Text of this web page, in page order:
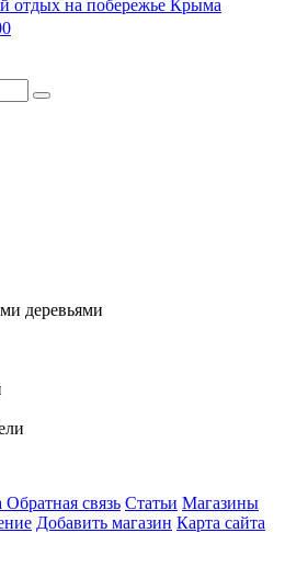
отдых на побережье Крыма
Обратная связь Статьи Магазины
Добавить магазин Карта сайта